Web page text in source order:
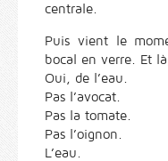
centrale.
Puis vient le
bocal en verre. Et
Oui, de l’eau.
Pas l’avocat.
Pas la tomate.
Pas l’oignon.
L’eau.